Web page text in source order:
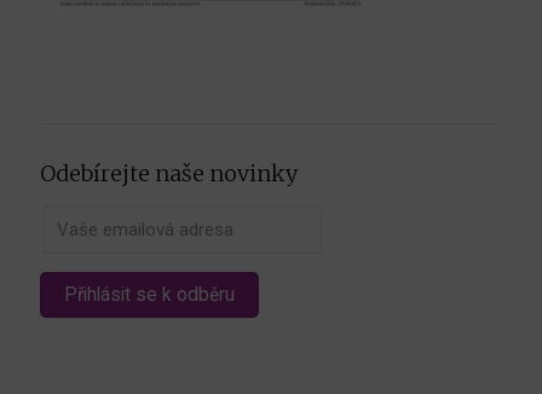
Odebírejte naše novinky